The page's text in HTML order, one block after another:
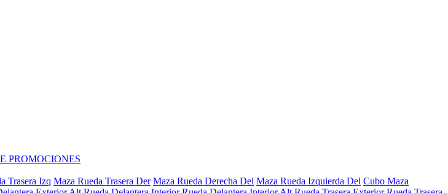
PROMOCIONES
Trasera Izq Maza Rueda Trasera Der Maza Rueda Derecha Del Maza Rueda Izquierda Del Cubo Maza